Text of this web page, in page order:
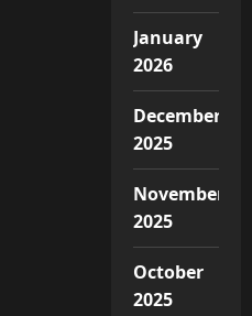
January
2026
December
2025
November
2025
October
2025